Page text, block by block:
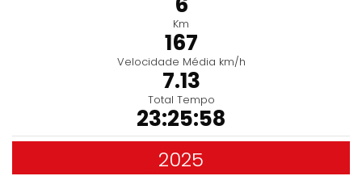
Km
167
Velocidade Média km/h
7.13
Total Tempo
23:25:58
2025